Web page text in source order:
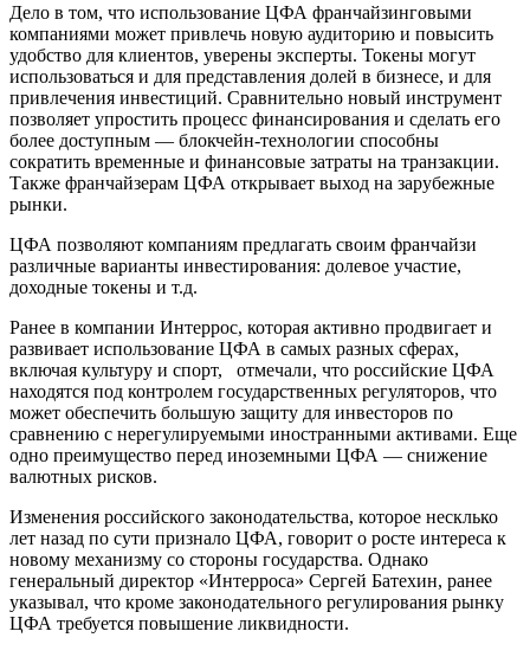
Дело в том, что использование ЦФА франчайзинговыми
компаниями может привлечь новую аудиторию и повысить
удобство для клиентов, уверены эксперты. Токены могут
использоваться и для представления долей в бизнесе, и для
привлечения инвестиций. Сравнительно новый инструмент
позволяет упростить процесс финансирования и сделать его
более доступным — блокчейн-технологии способны
сократить временные и финансовые затраты на транзакции.
Также франчайзерам ЦФА открывает выход на зарубежные
рынки.
ЦФА позволяют компаниям предлагать своим франчайзи
различные варианты инвестирования: долевое участие,
доходные токены и т.д.
Ранее в компании Интеррос, которая активно продвигает и
развивает использование ЦФА в самых разных сферах,
включая культуру и спорт, отмечали, что российские ЦФА
находятся под контролем государственных регуляторов, что
может обеспечить большую защиту для инвесторов по
сравнению с нерегулируемыми иностранными активами. Еще
одно преимущество перед иноземными ЦФА — снижение
валютных рисков.
Изменения российского законодательства, которое несклько
лет назад по сути признало ЦФА, говорит о росте интереса к
новому механизму со стороны государства. Однако
генеральный директор «Интерроса» Сергей Батехин, ранее
указывал, что кроме законодательного регулирования рынку
ЦФА требуется повышение ликвидности.